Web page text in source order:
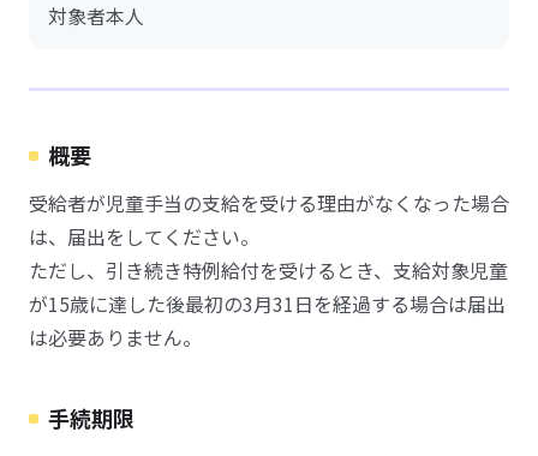
対象者本人
概要
受給者が児童手当の支給を受ける理由がなくなった場合
は、届出をしてください。
ただし、引き続き特例給付を受けるとき、支給対象児童
が15歳に達した後最初の3月31日を経過する場合は届出
は必要ありません。
手続期限